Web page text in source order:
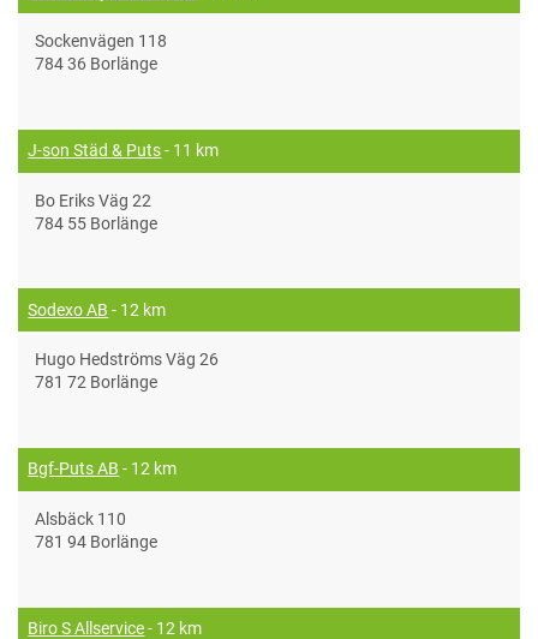
Sockenvägen 118
784 36 Borlänge
J-son Städ & Puts- 11 km
Bo Eriks Väg 22
784 55 Borlänge
Sodexo AB - 12 km
Hugo Hedströms Väg 26
781 72 Borlänge
Bgf-Puts AB - 12 km
Alsbäck 110
781 94 Borlänge
Biro S Allservice- 12 km